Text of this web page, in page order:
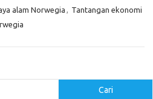
alam Norwegia , Tantangan ekonomi
Cari